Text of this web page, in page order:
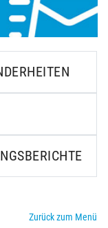
Zurück zum Menü